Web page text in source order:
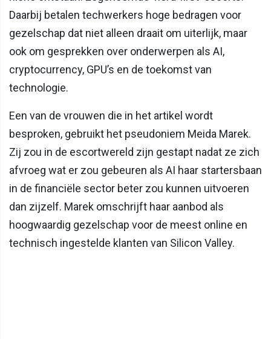
Daarbij betalen techwerkers hoge bedragen voor
gezelschap dat niet alleen draait om uiterlijk, maar
ook om gesprekken over onderwerpen als AI,
cryptocurrency, GPU’s en de toekomst van
technologie.
Een van de vrouwen die in het artikel wordt
besproken, gebruikt het pseudoniem Meida Marek.
Zij zou in de escortwereld zijn gestapt nadat ze zich
afvroeg wat er zou gebeuren als AI haar startersbaan
in de financiële sector beter zou kunnen uitvoeren
dan zijzelf. Marek omschrijft haar aanbod als
hoogwaardig gezelschap voor de meest online en
technisch ingestelde klanten van Silicon Valley.